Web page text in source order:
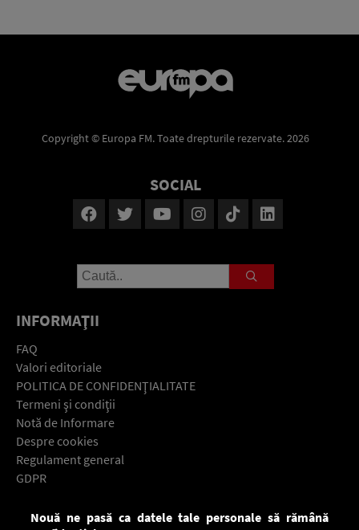
Copyright © Europa FM. Toate drepturile rezervate. 2026
SOCIAL
INFORMAŢII
FAQ
Valori editoriale
POLITICA DE CONFIDENŢIALITATE
Termeni şi condiţii
Notă de Informare
Despre cookies
Regulament general
GDPR
Descarcă gratuit aplicaţia Europa FM pentru smartphone:
Nouă ne pasă ca datele tale personale să rămână